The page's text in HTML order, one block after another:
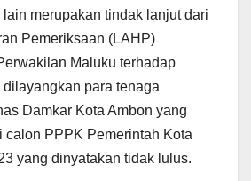
lain merupakan tindak lanjut dari
Pemeriksaan (LAHP)
Maluku terhadap
para tenaga
Damkar Kota Ambon yang
calon PPPK Pemerintah Kota
yang dinyatakan tidak lulus.